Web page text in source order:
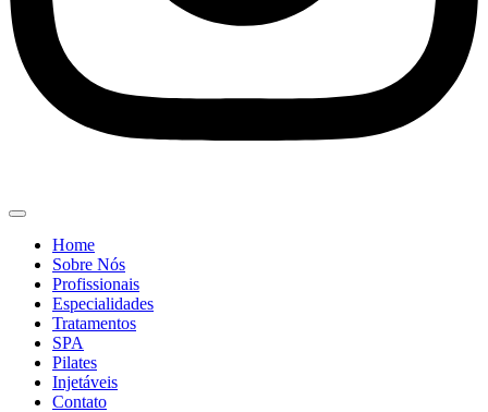
Home
Sobre Nós
Profissionais
Especialidades
Tratamentos
SPA
Pilates
Injetáveis
Contato